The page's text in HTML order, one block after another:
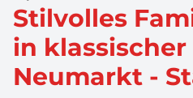
Stilvolles
in klassischer
Neumarkt -